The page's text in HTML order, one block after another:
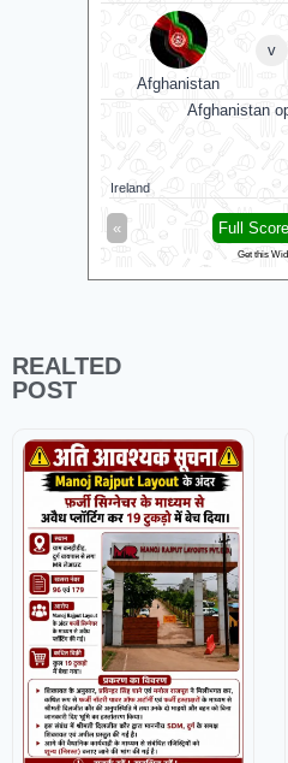
Afghanistan
v
Afghanistan
Ireland
« Full
Get this
REALTED
POST